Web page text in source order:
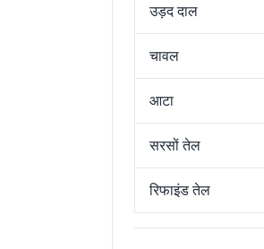
उड़द दाल
चावल
आटा
सरसों तेल
रिफाइंड तेल